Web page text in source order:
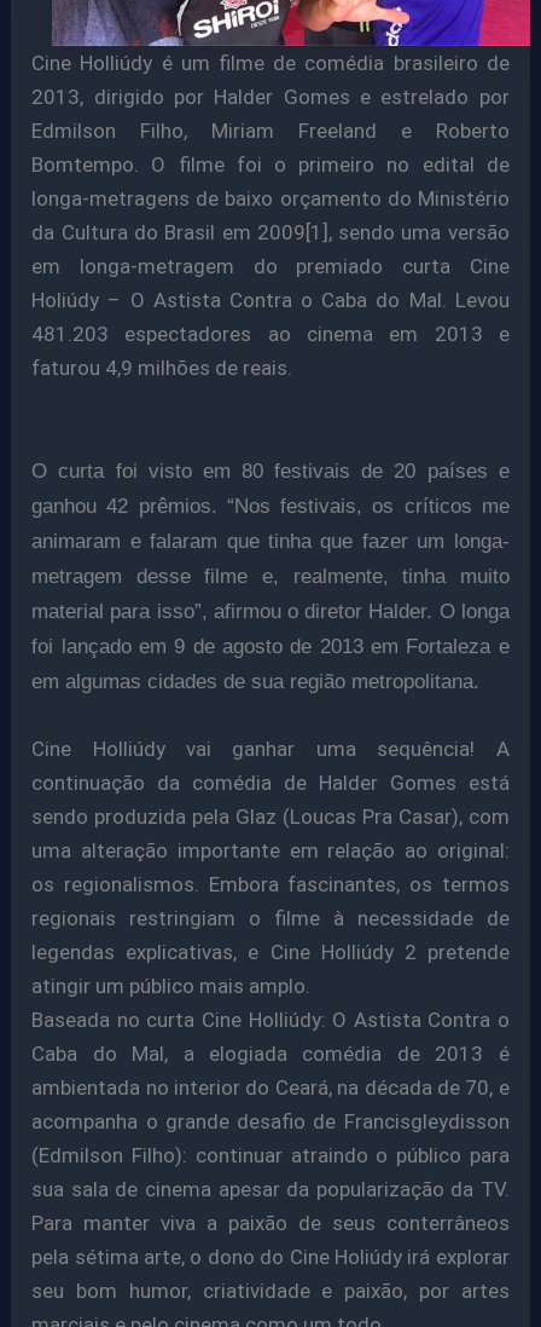
Cine Holliúdy é um filme de comédia brasileiro de
2013, dirigido por Halder Gomes e estrelado por
Edmilson Filho, Miriam Freeland e Roberto
Bomtempo. O filme foi o primeiro no edital de
longa-metragens de baixo orçamento do Ministério
da Cultura do Brasil em 2009[1], sendo uma versão
em longa-metragem do premiado curta Cine
Holiúdy – O Astista Contra o Caba do Mal. Levou
481.203 espectadores ao cinema em 2013 e
faturou 4,9 milhões de reais.
O curta foi visto em 80 festivais de 20 países e
ganhou 42 prêmios. “Nos festivais, os críticos me
animaram e falaram que tinha que fazer um longa-
metragem desse filme e, realmente, tinha muito
material para isso”, afirmou o diretor Halder. O longa
foi lançado em 9 de agosto de 2013 em Fortaleza e
em algumas cidades de sua região metropolitana.
Cine Holliúdy vai ganhar uma sequência! A
continuação da comédia de Halder Gomes está
sendo produzida pela Glaz (Loucas Pra Casar), com
uma alteração importante em relação ao original:
os regionalismos. Embora fascinantes, os termos
regionais restringiam o filme à necessidade de
legendas explicativas, e Cine Holliúdy 2 pretende
atingir um público mais amplo.
Baseada no curta Cine Holliúdy: O Astista Contra o
Caba do Mal, a elogiada comédia de 2013 é
ambientada no interior do Ceará, na década de 70, e
acompanha o grande desafio de Francisgleydisson
(Edmilson Filho): continuar atraindo o público para
sua sala de cinema apesar da popularização da TV.
Para manter viva a paixão de seus conterrâneos
pela sétima arte, o dono do Cine Holiúdy irá explorar
seu bom humor, criatividade e paixão, por artes